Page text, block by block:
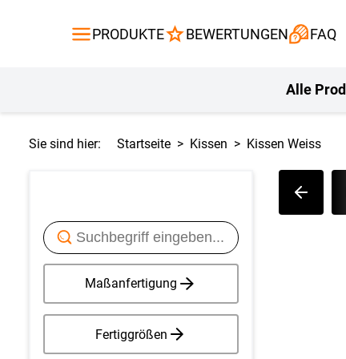
PRODUKTE BEWERTUNGEN FAQ
Alle
Gardinen
Sie sind hier: Startseite Kissen Kissen Weiss
Maßanfertigung
Fertiggrößen